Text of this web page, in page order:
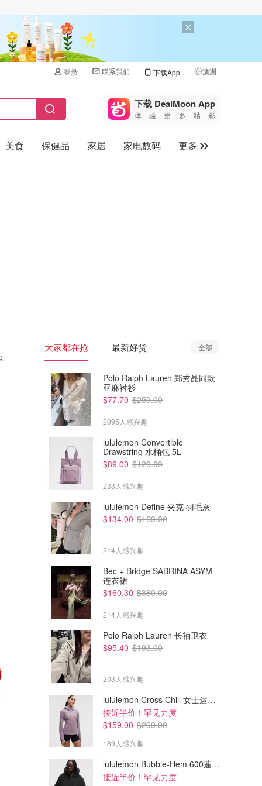
登录 联系我们 下载App 澳洲
🇺🇸
🇨🇳 中国
🇨🇦加拿大
下载 DealMoon App
体验更多精彩
美食 保健品 家居 家电数码
更多
$79.99
Lego 43287 冰雪奇缘雪宝拼搭
$109.00 $149.99
Lego 75452 星球大战 BB-8 模
型
大家都在抢 最新好货 全部
Polo Ralph Lauren 郑秀晶同款
亚麻衬衫
$77.70 $259.00
2095人感兴趣
lululemon Convertible
Drawstring 水桶包 5L
$89.00 $129.00
233人感兴趣
lululemon Define 夹克 羽毛灰
$134.00 $169.00
214人感兴趣
Bec + Bridge SABRINA ASYM
连衣裙
$160.30 $380.00
214人感兴趣
Polo Ralph Lauren 长袖卫衣
$95.40 $193.00
203人感兴趣
lululemon Cross Chill 女士运动外套
接近半价！罕见力度
$159.00 $299.00
189人感兴趣
lululemon Bubble-Hem 600蓬松羽绒夹克
接近半价！罕见力度